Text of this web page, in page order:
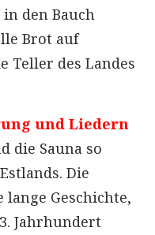
den Bauch
Brot auf
Teller des Landes
und Liedern
die Sauna so
Die
Geschichte,
Jahrhundert